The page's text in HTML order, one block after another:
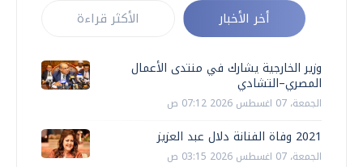
أخر الأخبار الأكثر قراءة
وزير الخارجية يشارك في منتدى الأعمال
المصري–التشادي
الجمعة، 07 اغسطس 2026 07:12 ص
2021 وفاة الفنانة دلال عبد العزيز
الجمعة، 07 اغسطس 2026 03:15 ص